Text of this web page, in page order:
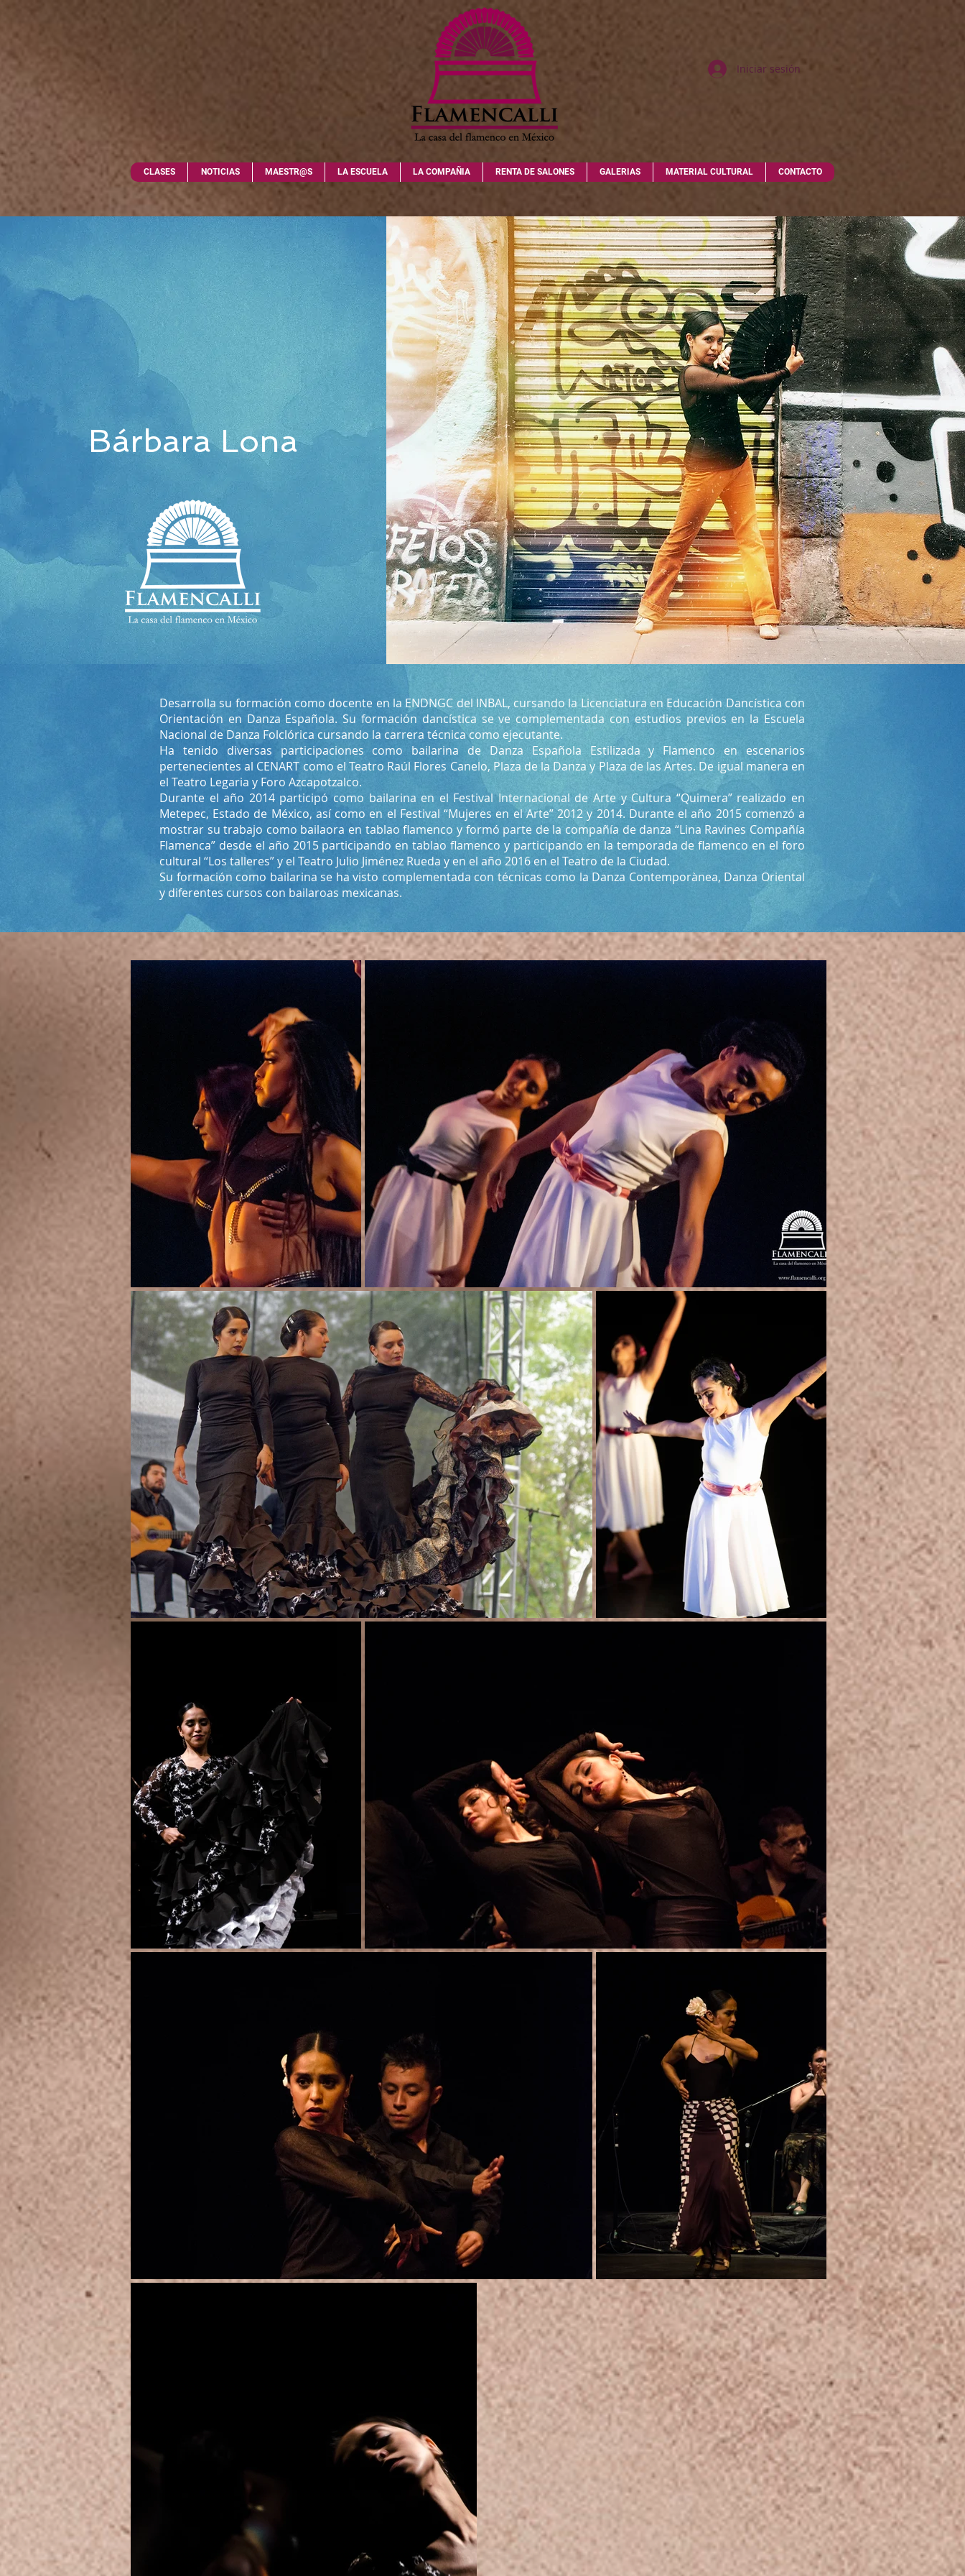
Iniciar sesión
CLASES NOTICIAS MAESTR@S LA ESCUELA LA COMPAÑIA RENTA DE SALONES GALERIAS MATERIAL CULTURAL CONTACTO
Bárbara Lona
Desarrolla su formación como docente en la ENDNGC del INBAL, cursando la Licenciatura en Educación Dancística con
Orientación en Danza Española. Su formación dancística se ve complementada con estudios previos en la Escuela
Nacional de Danza Folclórica cursando la carrera técnica como ejecutante.
Ha tenido diversas participaciones como bailarina de Danza Española Estilizada y Flamenco en escenarios
pertenecientes al CENART como el Teatro Raúl Flores Canelo, Plaza de la Danza y Plaza de las Artes. De igual manera en
el Teatro Legaria y Foro Azcapotzalco.
Durante el año 2014 participó como bailarina en el Festival Internacional de Arte y Cultura “Quimera” realizado en
Metepec, Estado de México, así como en el Festival “Mujeres en el Arte” 2012 y 2014. Durante el año 2015 comenzó a
mostrar su trabajo como bailaora en tablao flamenco y formó parte de la compañía de danza “Lina Ravines Compañía
Flamenca” desde el año 2015 participando en tablao flamenco y participando en la temporada de flamenco en el foro
cultural “Los talleres” y el Teatro Julio Jiménez Rueda y en el año 2016 en el Teatro de la Ciudad.
Su formación como bailarina se ha visto complementada con técnicas como la Danza Contemporànea, Danza Oriental
y diferentes cursos con bailaroas mexicanas.